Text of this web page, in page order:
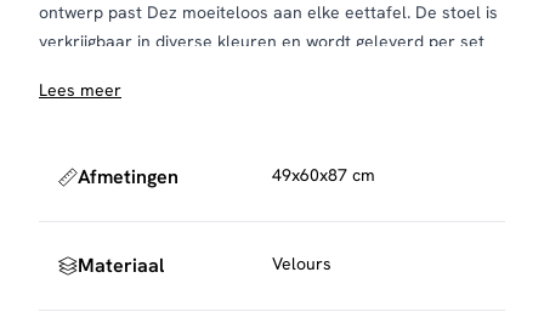
ontwerp past Dez moeiteloos aan elke eettafel. De stoel is
verkrijgbaar in diverse kleuren en wordt geleverd per set
Onderhoud en bescherming
impregneerspray. Daarnaast is het verstandig de stoel
regelmatig te reinigen met een zachte meubelborstel. Voor
onder de poten te plaatsen.
Lees meer
Afmetingen 49x60x87 cm
Materiaal Velours